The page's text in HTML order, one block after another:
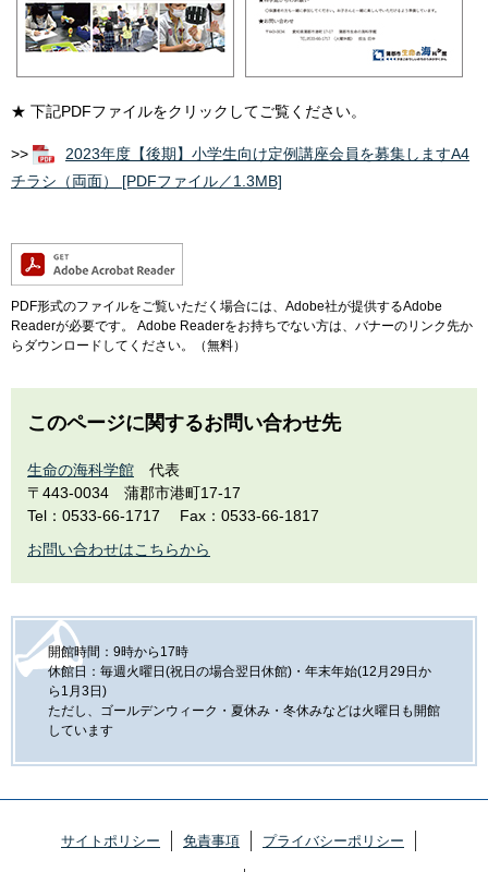
★ 下記PDFファイルをクリックしてご覧ください。
>>
2023年度【後期】小学生向け定例講座会員を募集しますA4
チラシ（両面） [PDFファイル／1.3MB]
PDF形式のファイルをご覧いただく場合には、Adobe社が提供するAdobe
Readerが必要です。
Adobe Readerをお持ちでない方は、バナーのリンク先か
らダウンロードしてください。（無料）
このページに関するお問い合わせ先
生命の海科学館
代表
〒443-0034
蒲郡市港町17-17
Tel：0533-66-1717
Fax：0533-66-1817
お問い合わせはこちらから
開館時間：9時から17時
休館日：毎週火曜日(祝日の場合翌日休館)・年末年始(12月29日か
ら1月3日)
ただし、ゴールデンウィーク・夏休み・冬休みなどは火曜日も開館
しています
サイトポリシー 免責事項 プライバシーポリシー